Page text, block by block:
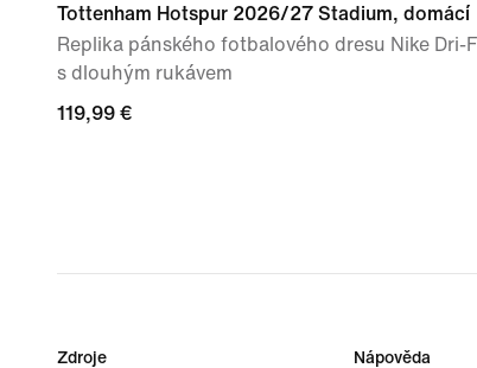
Tottenham Hotspur 2026/27 Stadium, domácí
Replika pánského fotbalového dresu Nike Dri-
s dlouhým rukávem
119,99 €
119,99 €
Zdroje Nápověda